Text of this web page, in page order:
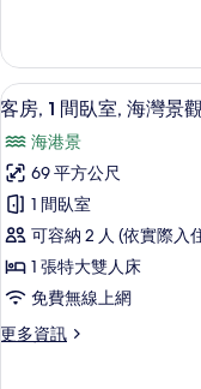
雙
人
床,
海
灣
景
觀
的
所
有
客
房,
2
標
準
雙
人
床,
海
灣
景
的
顯
示
客
房,
間
臥
室,
海
7
客房, 1 間臥室, 海灣景
海港景
69 平方公尺
1 間臥室
可容納 2 人 (依實際入
1 張特大雙人床
免費無線上網
更多資訊
更